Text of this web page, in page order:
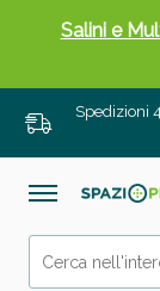
Spedizioni
Salini e